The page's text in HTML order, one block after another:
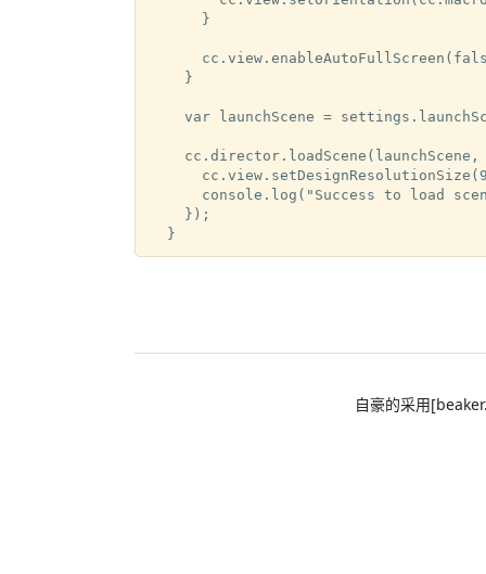
      }
    }
var launchScene =
cc.director.loadScene(launchScene,
console.log("Success to load
    });
自豪的采用